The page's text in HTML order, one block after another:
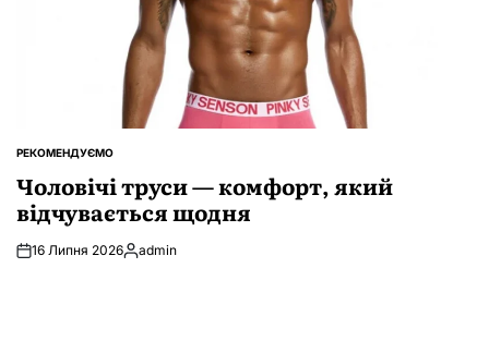
ОПУБЛІКУВАТИ
РЕКОМЕНДУЄМО
Чоловічі труси — комфорт, який
відчувається щодня
16 Липня 2026Опубліковано
admin